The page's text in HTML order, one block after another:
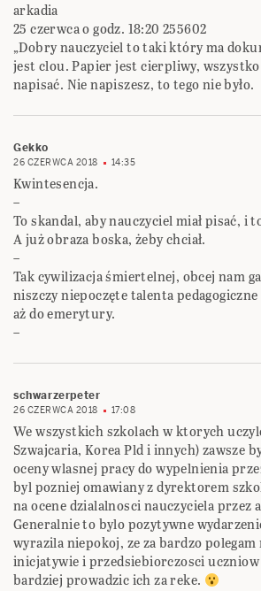
arkadia
25 czerwca o godz. 18:20 255602
„Dobry nauczyciel to taki który ma
jest clou. Papier jest cierpliwy,
napisać. Nie napiszesz, to tego nie było.
Gekko
26 CZERWCA 2018 14:35
Kwintesencja.
–
To skandal, aby nauczyciel miał pisać, i
A już obraza boska, żeby chciał.
–
Tak cywilizacja śmiertelnej, obcej nam
niszczy niepoczęte talenta
aż do emerytury.
–
schwarzerpeter
26 CZERWCA 2018 17:08
We wszystkich szkolach w ktorych
Szwajcaria, Korea Pld i innych) zawsze
oceny wlasnej pracy do wypelnienia
byl pozniej omawiany z dyrektorem
na ocene dzialalnosci nauczyciela przez
Generalnie to bylo pozytywne
wyrazila niepokoj, ze za bardzo polegam
inicjatywie i przedsiebiorczosci
bardziej prowadzic ich za reke.